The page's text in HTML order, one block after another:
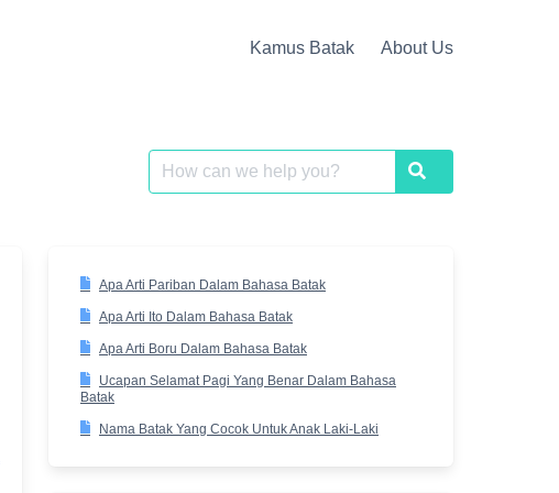
Kamus Batak About Us
Search
for:
Search
Apa Arti Pariban Dalam Bahasa Batak
Apa Arti Ito Dalam Bahasa Batak
Apa Arti Boru Dalam Bahasa Batak
Ucapan Selamat Pagi Yang Benar Dalam Bahasa
Batak
Nama Batak Yang Cocok Untuk Anak Laki-Laki